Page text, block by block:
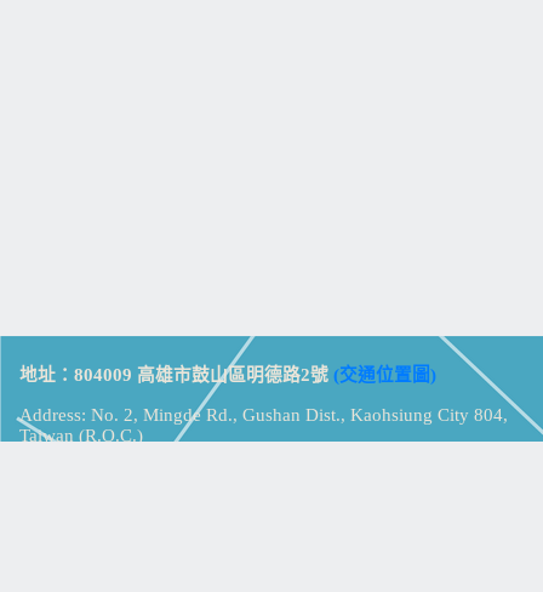
地址：804009 高雄市鼓山區明德路2號 (交通位置圖)
Address: No. 2, Mingde Rd., Gushan Dist., Kaohsiung City 804,
Taiwan (R.O.C.)